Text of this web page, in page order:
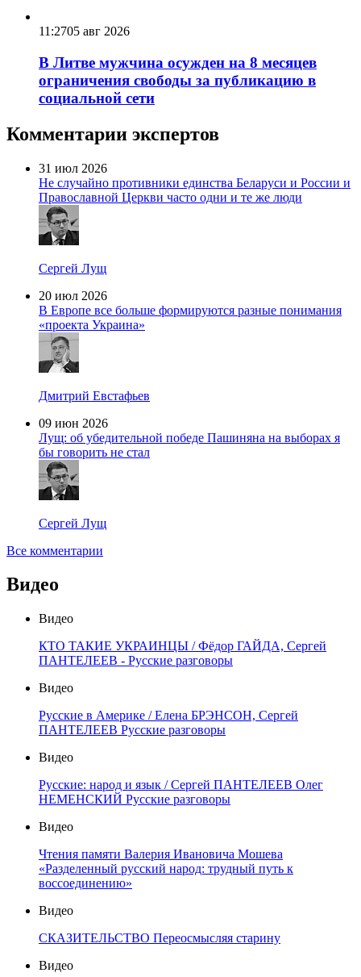
11:2705 авг 2026
В Литве мужчина осужден на 8 месяцев
ограничения свободы за публикацию в
социальной сети
Комментарии экспертов
31 июл 2026
Не случайно противники единства Беларуси и России и
Православной Церкви часто одни и те же люди
Сергей Лущ
20 июл 2026
В Европе все больше формируются разные понимания
«проекта Украина»
Дмитрий Евстафьев
09 июн 2026
Лущ: об убедительной победе Пашиняна на выборах я
бы говорить не стал
Сергей Лущ
Все комментарии
Видео
Видео
КТО ТАКИЕ УКРАИНЦЫ / Фёдор ГАЙДА, Сергей
ПАНТЕЛЕЕВ - Русские разговоры
Видео
Русские в Америке / Елена БРЭНСОН, Сергей
ПАНТЕЛЕЕВ Русские разговоры
Видео
Русские: народ и язык / Сергей ПАНТЕЛЕЕВ Олег
НЕМЕНСКИЙ Русские разговоры
Видео
Чтения памяти Валерия Ивановича Мошева
«Разделенный русский народ: трудный путь к
воссоединению»
Видео
СКАЗИТЕЛЬСТВО Переосмысляя старину
Видео